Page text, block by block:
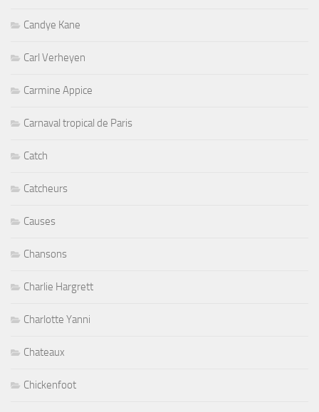
Candye Kane
Carl Verheyen
Carmine Appice
Carnaval tropical de Paris
Catch
Catcheurs
Causes
Chansons
Charlie Hargrett
Charlotte Yanni
Chateaux
Chickenfoot